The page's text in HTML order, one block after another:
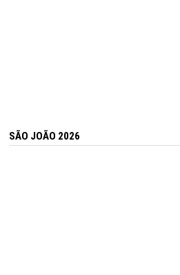
SÃO JOÃO 2026